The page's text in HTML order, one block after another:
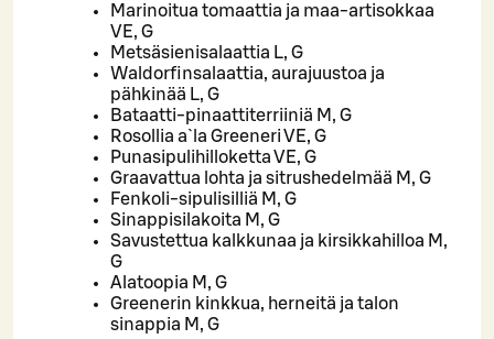
Marinoitua tomaattia ja maa-artisokkaa
VE, G
Metsäsienisalaattia L, G
Waldorfinsalaattia, aurajuustoa ja
pähkinää L, G
Bataatti-pinaattiterriiniä M, G
Rosollia a`la Greeneri VE, G
Punasipulihilloketta VE, G
Graavattua lohta ja sitrushedelmää M, G
Fenkoli-sipulisilliä M, G
Sinappisilakoita M, G
Savustettua kalkkunaa ja kirsikkahilloa M,
G
Alatoopia M, G
Greenerin kinkkua, herneitä ja talon
sinappia M, G